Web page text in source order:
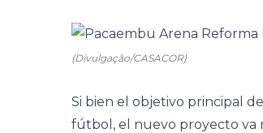
(Divulgação/CASACOR)
Si bien el objetivo principal
fútbol, el nuevo proyecto va